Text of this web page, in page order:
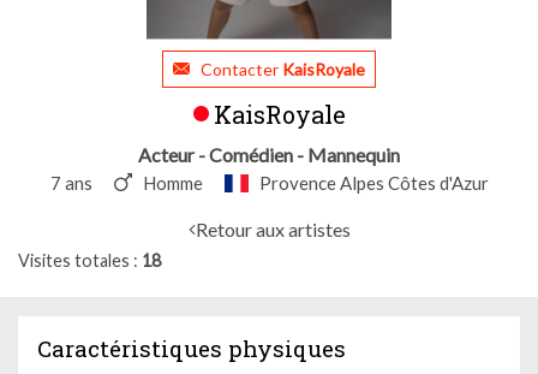
Contacter KaisRoyale
KaisRoyale
Acteur - Comédien - Mannequin
7 ans Homme Provence Alpes Côtes d'Azur
Retour aux artistes
Visites totales 18
Caractéristiques physiques